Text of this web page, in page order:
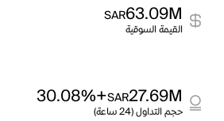
63.09M
SAR
القيمة السوقية
27.69M
SAR
+30.08%
حجم التداول (24 ساعة)